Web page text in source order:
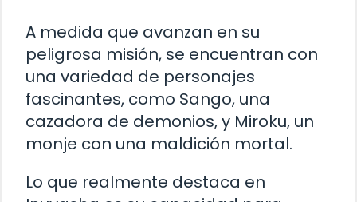
A medida que avanzan en su
peligrosa misión, se encuentran con
una variedad de personajes
fascinantes, como Sango, una
cazadora de demonios, y Miroku, un
monje con una maldición mortal.
Lo que realmente destaca en